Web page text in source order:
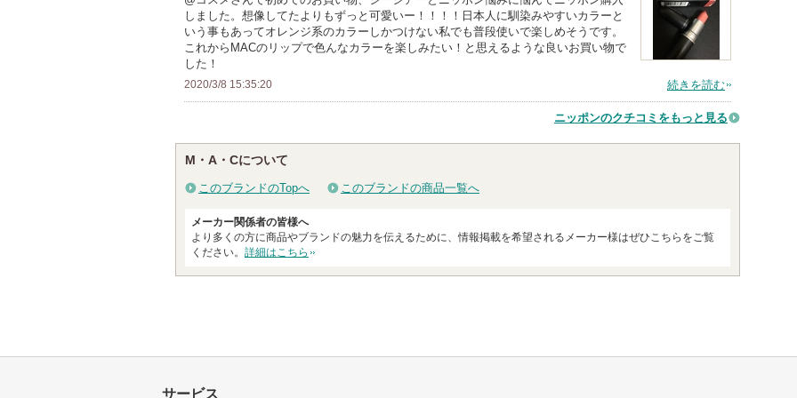
さ
れ
ま
に
お
気
録
れ
て
い
ま
以
上
ン
ー
に
お
に
入
れ
しました。想像してたよりもずっと可愛いー！！！！日本人に馴染みやすいカラーと
いう事もあってオレンジ系のカラーしかつけない私でも普段使いで楽しめそうです。
これからMACのリップで色んなカラーを楽しみたい！と思えるような良いお買い物で
した！
2020/3/8 15:35:20 続きを読む
ニッポンのクチコミをもっと見る
M・A・Cについて
このブランドのTopへ このブランドの商品一覧へ
メーカー関係者の皆様へ
より多くの方に商品やブランドの魅力を伝えるために、情報掲載を希望されるメーカー様はぜひこちらをご覧
ください。 詳細はこちら
サービス